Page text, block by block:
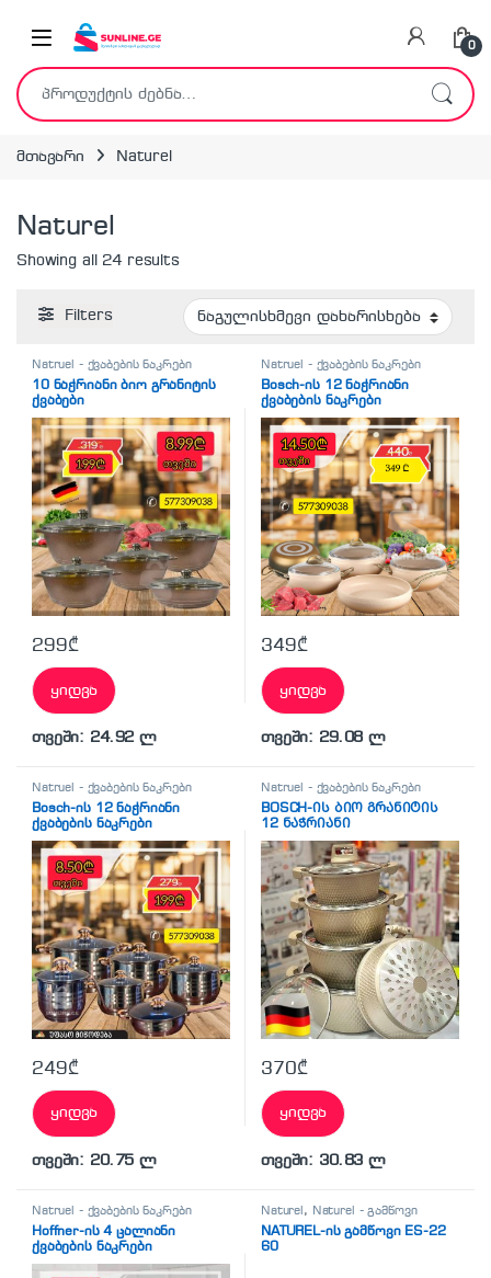
0
ძებნა:
მთავარი Naturel
Naturel
Showing all 24 results
Filters
Natruel - ქვაბების ნაკრები
10 ნაჭრიანი ბიო გრანიტის
ქვაბები
299₾
ყიდვა
თვეში: 24.92 ლ
Natruel - ქვაბების ნაკრები
Bosch-ის 12 ნაჭრიანი
ქვაბების ნაკრები
349₾
ყიდვა
თვეში: 29.08 ლ
Natruel - ქვაბების ნაკრები
Bosch-ის 12 ნაჭრიანი
ქვაბების ნაკრები
249₾
ყიდვა
თვეში: 20.75 ლ
Natruel - ქვაბების ნაკრები
BOSCH-ᲘᲡ ᲑᲘᲝ ᲒᲠᲐᲜᲘᲢᲘᲡ
12 ᲜᲐᲭᲠᲘᲐᲜᲘ
370₾
ყიდვა
თვეში: 30.83 ლ
Natruel - ქვაბების ნაკრები
Hoffner-ის 4 ცალიანი
ქვაბების ნაკრები
Naturel , Naturel - გამწოვი
NATUREL-ის გამწოვი ES-22
60